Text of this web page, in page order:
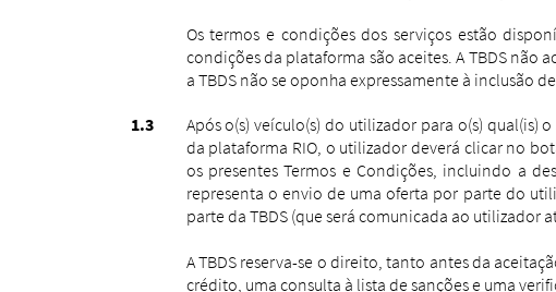
Os termos e condições dos serviços estão
condições da plataforma são aceites.A TBDS não
a TBDS não se oponha expressamente à inclusão
Após o(s) veículo(s) do utilizador para o(s) qual(is)
da plataforma RIO, o utilizador deverá clicar no
os presentes Termos e Condições, incluindo a
representa o envio de uma oferta por parte do
parte da TBDS (que será comunicada ao utilizador
A TBDS reserva-se o direito, tanto antes da
crédito, uma consulta à lista de sanções e uma